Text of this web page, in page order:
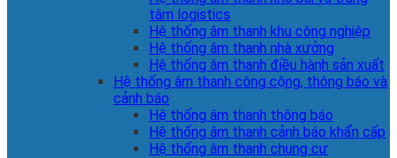
tâm logistics
Hệ thống âm thanh khu công nghiệp
Hệ thống âm thanh nhà xưởng
Hệ thống âm thanh điều hành sản xuất
Hệ thống âm thanh công cộng, thông báo và
cảnh báo
Hệ thống âm thanh thông báo
Hệ thống âm thanh cảnh báo khẩn cấp
Hệ thống âm thanh chung cư